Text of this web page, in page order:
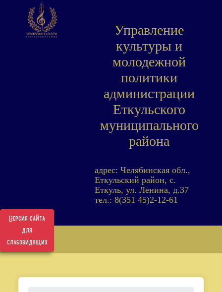
Версия сайта
для
слабовидящих
Управление
культуры и
молодежной
политики
администрации
Еткульского
муниципального
района
адрес: Челябинская обл.,
Еткульский район, с.
Еткуль, ул. Ленина, д.37
тел.: 8(351 45)2-12-61